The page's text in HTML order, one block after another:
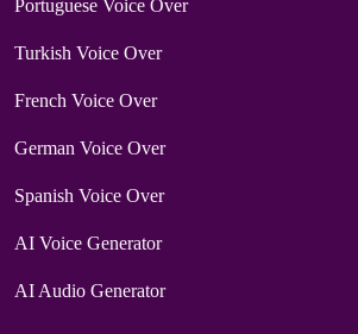
Portuguese Voice Over
Turkish Voice Over
French Voice Over
German Voice Over
Spanish Voice Over
AI Voice Generator
AI Audio Generator